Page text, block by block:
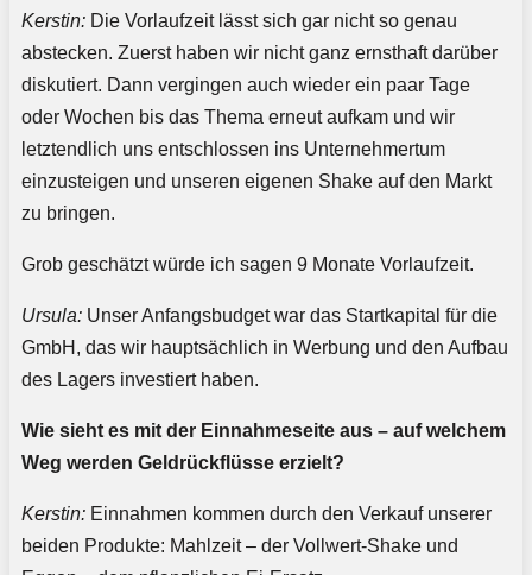
Kerstin: Die Vorlaufzeit lässt sich gar nicht so genau
abstecken. Zuerst haben wir nicht ganz ernsthaft darüber
diskutiert. Dann vergingen auch wieder ein paar Tage
oder Wochen bis das Thema erneut aufkam und wir
letztendlich uns entschlossen ins Unternehmertum
einzusteigen und unseren eigenen Shake auf den Markt
zu bringen.
Grob geschätzt würde ich sagen 9 Monate Vorlaufzeit.
Ursula: Unser Anfangsbudget war das Startkapital für die
GmbH, das wir hauptsächlich in Werbung und den Aufbau
des Lagers investiert haben.
Wie sieht es mit der Einnahmeseite aus – auf welchem
Weg werden Geldrückflüsse erzielt?
Kerstin: Einnahmen kommen durch den Verkauf unserer
beiden Produkte: Mahlzeit – der Vollwert-Shake und